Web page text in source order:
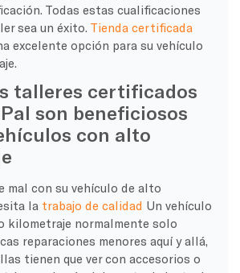
Todas estas cualificaciones
sea un éxito. Tienda certificada
excelente opción para su vehículo
talleres certificados
son beneficiosos
con alto
mal con su vehículo de alto
la trabajo de calidad Un vehículo
kilometraje normalmente solo
reparaciones menores aquí y allá,
tienen que ver con accesorios o